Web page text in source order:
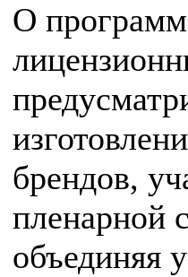
О
брендов,
пленарной
объединяя